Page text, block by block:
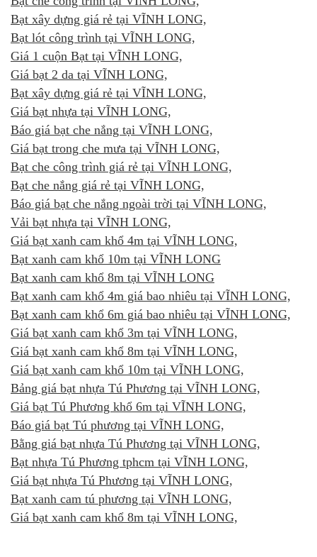
Bạt xây dựng giá rẻ tại VĨNH LONG,
Bạt lót công trình tại VĨNH LONG,
Giá 1 cuộn Bạt tại VĨNH LONG,
Giá bạt 2 da tại VĨNH LONG,
Bạt xây dựng giá rẻ tại VĨNH LONG,
Giá bạt nhựa tại VĨNH LONG,
Báo giá bạt che nắng tại VĨNH LONG,
Giá bạt trong che mưa tại VĨNH LONG,
Bạt che công trình giá rẻ tại VĨNH LONG,
Bạt che nắng giá rẻ tại VĨNH LONG,
Báo giá bạt che nắng ngoài trời tại VĨNH LONG,
Vải bạt nhựa tại VĨNH LONG,
Giá bạt xanh cam khổ 4m tại VĨNH LONG,
Bạt xanh cam khổ 10m tại VĨNH LONG
Bạt xanh cam khổ 8m tại VĨNH LONG
Bạt xanh cam khổ 4m giá bao nhiêu tại VĨNH LONG,
Bạt xanh cam khổ 6m giá bao nhiêu tại VĨNH LONG,
Giá bạt xanh cam khổ 3m tại VĨNH LONG,
Giá bạt xanh cam khổ 8m tại VĨNH LONG,
Giá bạt xanh cam khổ 10m tại VĨNH LONG,
Bảng giá bạt nhựa Tú Phương tại VĨNH LONG,
Giá bạt Tú Phương khổ 6m tại VĨNH LONG,
Báo giá bạt Tú phương tại VĨNH LONG,
Bằng giá bạt nhựa Tú Phương tại VĨNH LONG,
Bạt nhựa Tú Phương tphcm tại VĨNH LONG,
Giá bạt nhựa Tú Phương tại VĨNH LONG,
Bạt xanh cam tú phương tại VĨNH LONG,
Giá bạt xanh cam khổ 8m tại VĨNH LONG,